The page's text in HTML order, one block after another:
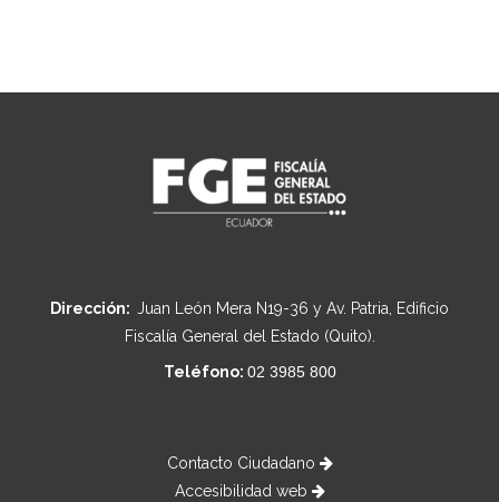
Dirección: Juan León Mera N19-36 y Av. Patria, Edificio
Fiscalía General del Estado (Quito).
Teléfono: 02 3985 800
Contacto Ciudadano
Accesibilidad web